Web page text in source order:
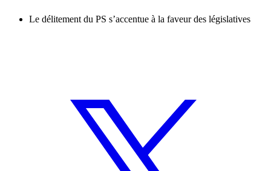
Le délitement du PS s’accentue à la faveur des législatives